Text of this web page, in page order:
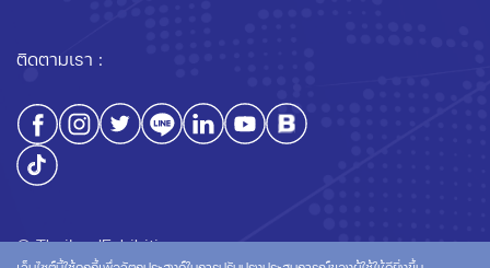
ติดตามเรา :
© ThailandExhibition.com